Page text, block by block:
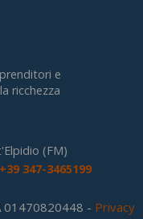
e
ricchezza
(FM)
+39 347-3465199
01470820448 - Privacy